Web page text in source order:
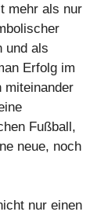
mehr als nur
und als
Erfolg im
miteinander
Fußball,
neue, noch
nur einen